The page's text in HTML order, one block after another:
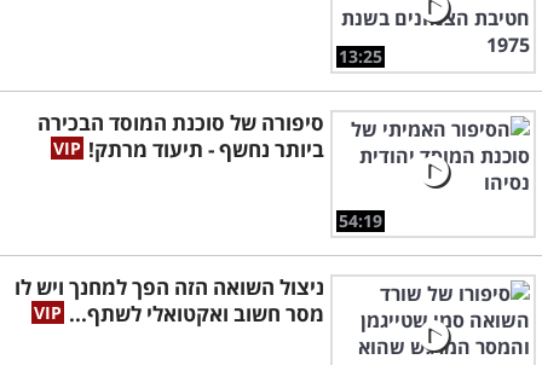
13:25
54:19
סיפורה של סוכנת המוסד הבכירה
ביותר נחשף - תיעוד מרתק!
ניצול השואה הזה הפך למחנך ויש לו
מסר חשוב ואקטואלי לשתף...